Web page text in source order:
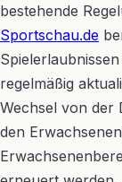
bestehende
Sportschau.de
regelmäßig
Wechsel von der
den